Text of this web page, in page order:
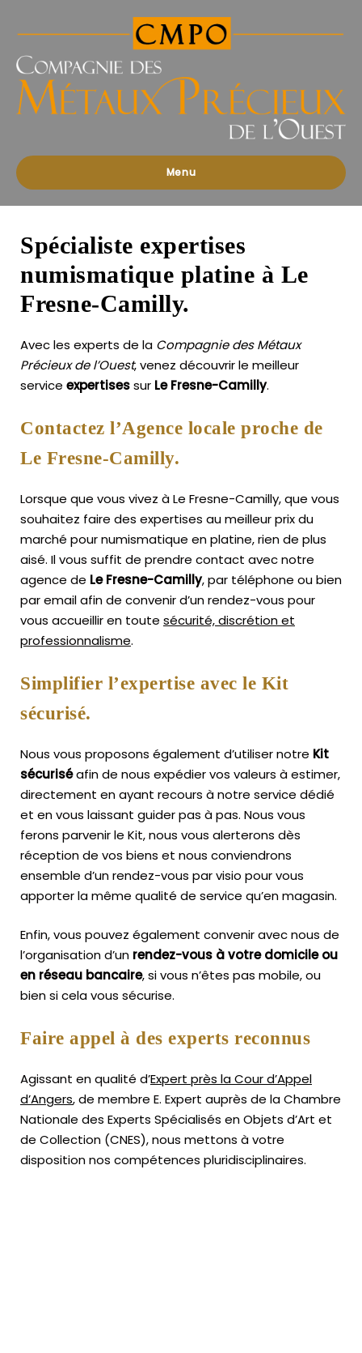
des
Précieux
l'Ouest
Menu
Spécialiste expertises
numismatique platine à Le
Fresne-Camilly.
Avec les experts de la Compagnie des Métaux
Précieux de l’Ouest, venez découvrir le meilleur
service expertisessur Le Fresne-Camilly.
Contactez l’Agence locale proche de
Le Fresne-Camilly.
Lorsque que vous vivez à Le Fresne-Camilly, que vous
souhaitez faire des expertises au meilleur prix du
marché pour numismatique en platine, rien de plus
aisé. Il vous suffit de prendre contact avec notre
agence de Le Fresne-Camilly, par téléphone ou bien
par email afin de convenir d’un rendez-vous pour
vous accueillir en toute sécurité, discrétion et
professionnalisme.
Simplifier l’expertise avec le Kit
sécurisé.
Nous vous proposons également d’utiliser notre Kit
sécuriséafin de nous expédier vos valeurs à estimer,
directement en ayant recours à notre service dédié
et en vous laissant guider pas à pas. Nous vous
ferons parvenir le Kit, nous vous alerterons dès
réception de vos biens et nous conviendrons
ensemble d’un rendez-vous par visio pour vous
apporter la même qualité de service qu’en magasin.
Enfin, vous pouvez également convenir avec nous de
l’organisation d’un rendez-vous à votre domicile ou
en réseau bancaire, si vous n’êtes pas mobile, ou
bien si cela vous sécurise.
Faire appel à des experts reconnus
Agissant en qualité d’Expert près la Cour d’Appel
d’Angers, de membre E. Expert auprès de laChambre
Nationale des Experts Spécialisés en Objets d’Art et
de Collection (CNES),nous mettons à votre
disposition nos compétences pluridisciplinaires.